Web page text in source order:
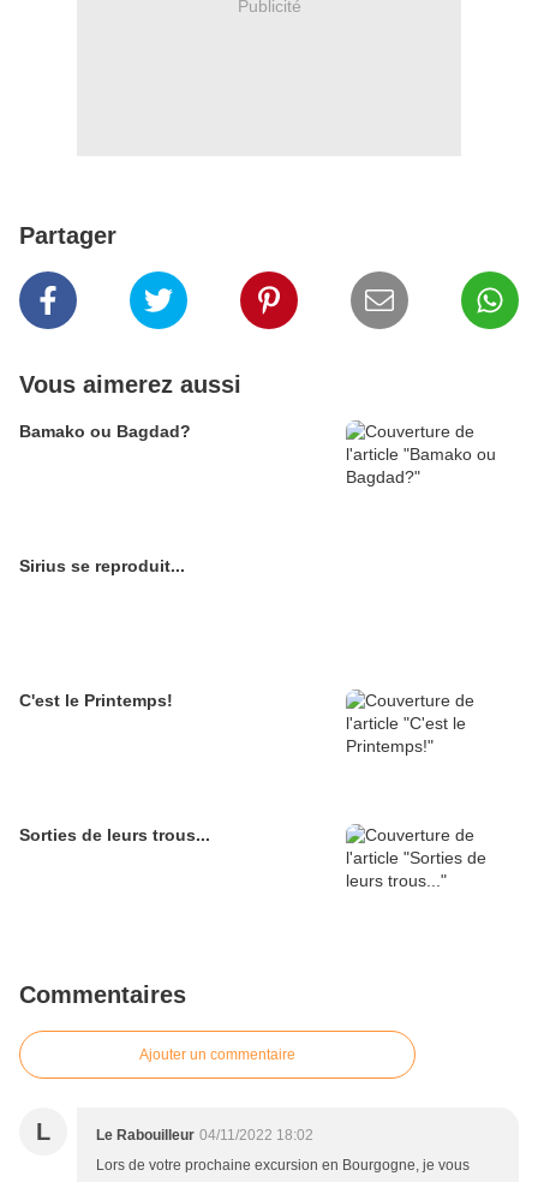
Publicité
Partager
Vous aimerez aussi
Bamako ou Bagdad?
Sirius se reproduit...
C'est le Printemps!
Sorties de leurs trous...
Commentaires
Ajouter un commentaire
L Le Rabouilleur 04/11/2022 18:02
Lors de votre prochaine excursion en Bourgogne, je vous